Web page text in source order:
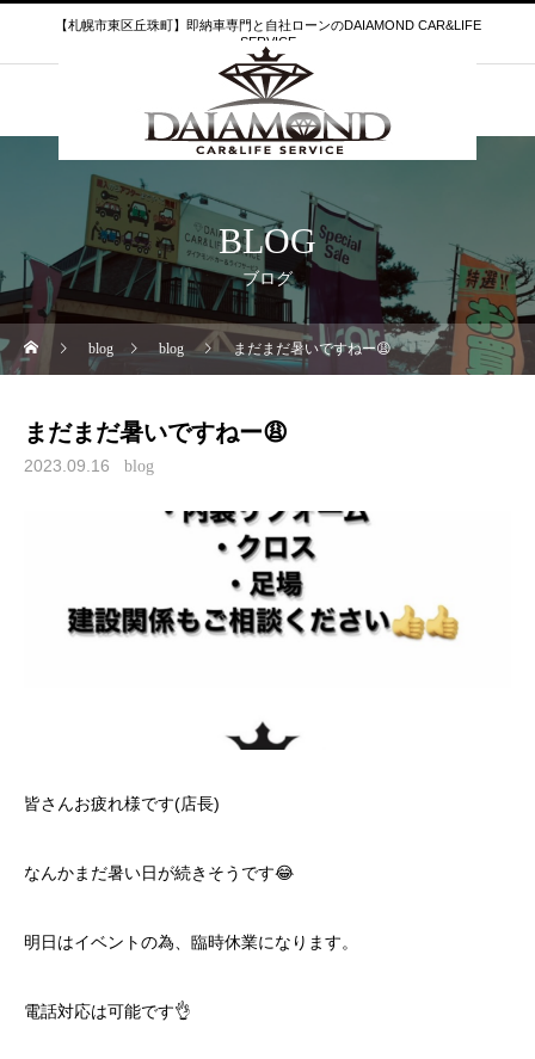
【札幌市東区丘珠町】即納車専門と自社ローンのDAIAMOND CAR&LIFE
SERVICE
BLOG
ブログ
blog blog まだまだ暑いですねー😩
まだまだ暑いですねー😩
2023.09.16 blog
皆さんお疲れ様です(店長)
なんかまだ暑い日が続きそうです😂
明日はイベントの為、臨時休業になります。
電話対応は可能です👌